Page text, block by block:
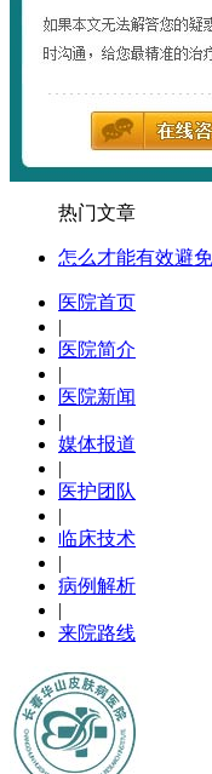
热门文章
怎么才能有效避
医院首页
|
医院简介
|
医院新闻
|
媒体报道
|
医护团队
|
临床技术
|
病例解析
|
来院路线